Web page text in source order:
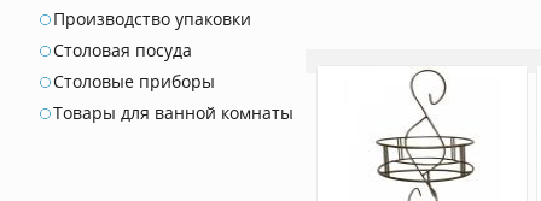
Производство упаковки
Столовая посуда
Столовые приборы
Товары для ванной комнаты